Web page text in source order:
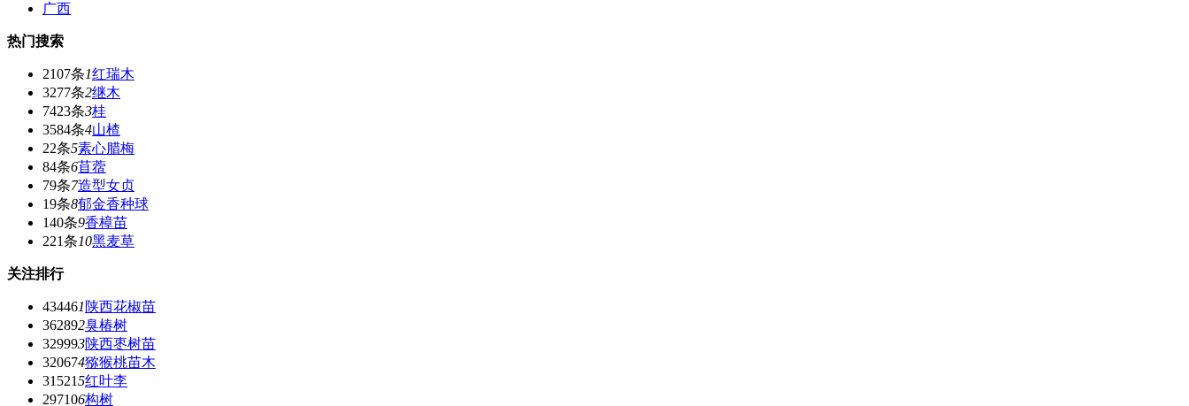
广西
热门搜索
2107条1红瑞木
3277条2继木
7423条3桂
3584条4山楂
22条5素心腊梅
84条6苜蓿
79条7造型女贞
19条8郁金香种球
140条9香樟苗
221条10黑麦草
关注排行
434461 陕西花椒苗
362892臭椿树
329993陕西枣树苗
320674猕猴桃苗木
315215红叶李
297106构树